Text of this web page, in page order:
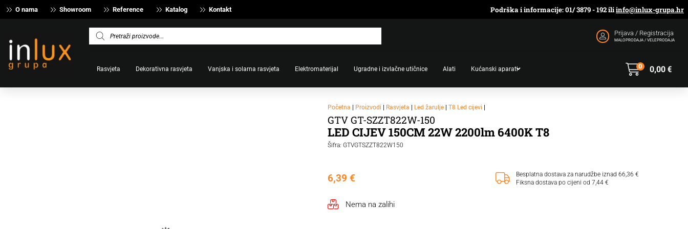
O nama Showroom Reference Katalog Kontakt Podrška i informacije: 01/ 3879 - 192 iliinfo@inlux-grupa.hr
Products
search
Prijava / Registracija
MALOPRODAJA / VELEPRODAJA
Rasvjeta Dekorativna rasvjeta Vanjska i solarna rasvjeta Elektromaterijal Ugradne i izvlačne utičnice Alati Kućanski aparati 0,00€
0
Početna | Proizvodi | Rasvjeta | Led žarulje |T8 Led cijevi |
GTV GT-SZZT822W-150
LED CIJEV 150CM 22W 2200lm 6400K T8
Šifra: GTVGTSZZT822W150
6,39€
Besplatna dostava za narudžbe iznad 66,36 €
Fiksna dostava po cijeni od 7,44 €
Nema na zalihi